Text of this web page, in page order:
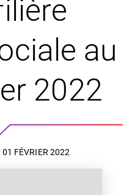
au
2022
01 FÉVRIER 2022